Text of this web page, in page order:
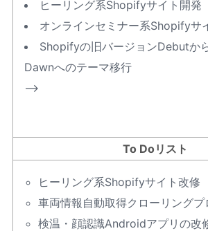
ヒーリング系Shopifyサイト開発
オンラインセミナー系Shopifyサ
Shopifyの旧バージョンDebutか
Dawnへのテーマ移行
–>
To Doリスト
ヒーリング系Shopifyサイト改修
車両情報自動取得クローリングプ
検温・顔認識Androidアプリの改